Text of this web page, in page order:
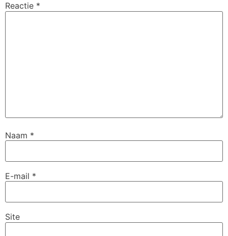
Reactie *
Naam *
E-mail *
Site